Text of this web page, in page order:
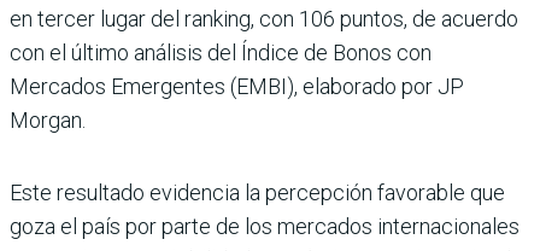
en ter­cer lugar del ranking, con 106 puntos, de acuerdo
con el último análisis del Índice de Bonos con
Mercados Emer­gentes (EMBI), elaborado por JP
Morgan.
Este resultado evidencia la percepción favorable que
goza el país por parte de los mercados internacionales